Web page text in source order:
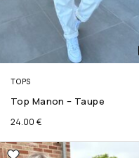
TOPS
Top Manon – Taupe
24.00 €